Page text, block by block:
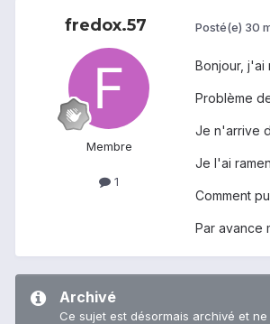
fredox.57
Membre
1
Posté(e) 30
Bonjour, j'ai
Problème
Je n'arrive
Je l'ai
Comment
Par avance
Archivé
Ce sujet est désormais archivé et